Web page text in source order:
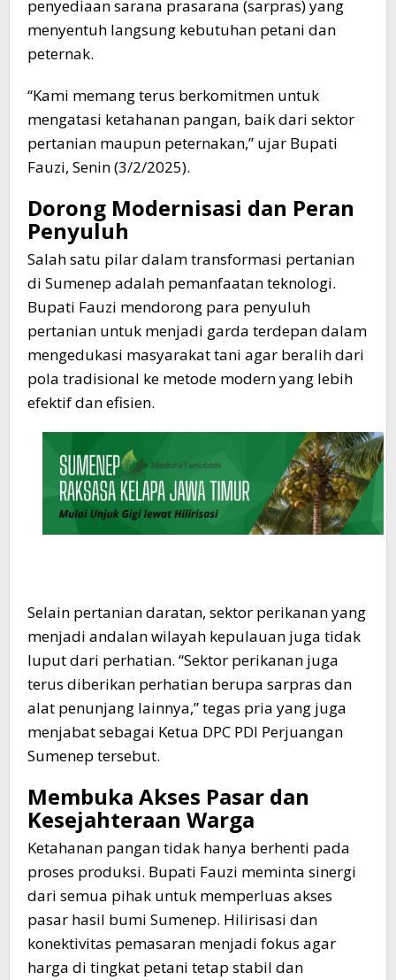
penyediaan sarana prasarana (sarpras) yang
menyentuh langsung kebutuhan petani dan
peternak.
“Kami memang terus berkomitmen untuk
mengatasi ketahanan pangan, baik dari sektor
pertanian maupun peternakan,” ujar Bupati
Fauzi, Senin (3/2/2025).
Dorong Modernisasi dan Peran
Penyuluh
Salah satu pilar dalam transformasi pertanian
di Sumenep adalah pemanfaatan teknologi.
Bupati Fauzi mendorong para penyuluh
pertanian untuk menjadi garda terdepan dalam
mengedukasi masyarakat tani agar beralih dari
pola tradisional ke metode modern yang lebih
efektif dan efisien.
Selain pertanian daratan, sektor perikanan yang
menjadi andalan wilayah kepulauan juga tidak
luput dari perhatian. “Sektor perikanan juga
terus diberikan perhatian berupa sarpras dan
alat penunjang lainnya,” tegas pria yang juga
menjabat sebagai Ketua DPC PDI Perjuangan
Sumenep tersebut.
Membuka Akses Pasar dan
Kesejahteraan Warga
Ketahanan pangan tidak hanya berhenti pada
proses produksi. Bupati Fauzi meminta sinergi
dari semua pihak untuk memperluas akses
pasar hasil bumi Sumenep. Hilirisasi dan
konektivitas pemasaran menjadi fokus agar
harga di tingkat petani tetap stabil dan